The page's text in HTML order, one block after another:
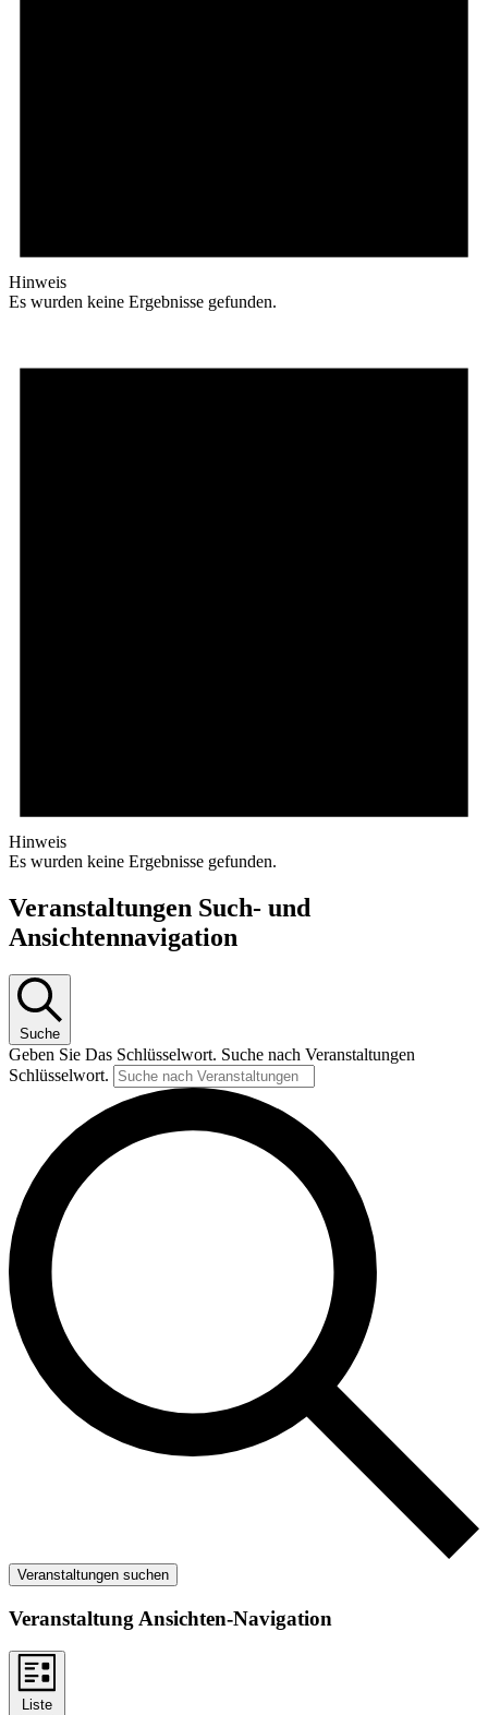
Hinweis
Es wurden keine Ergebnisse gefunden.
Hinweis
Es wurden keine Ergebnisse gefunden.
Veranstaltungen Such- und
Ansichtennavigation
Suche
Geben Sie Das Schlüsselwort. Suche nach Veranstaltungen
Schlüsselwort.
Veranstaltungen suchen
Veranstaltung Ansichten-Navigation
Liste